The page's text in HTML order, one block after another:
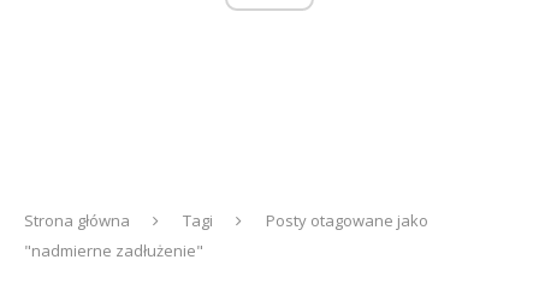
Strona główna Tagi
Posty otagowane jako
"nadmierne zadłużenie"